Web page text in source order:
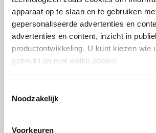
apparaat op te slaan en te gebruiken
gepersonaliseerde advertenties en
advertenties en content, inzicht in
productontwikkeling. U kunt kiezen wie
gebruikt en met welke doelen.
Informatie verzamelen over uw
Uw apparaat identificeren door het
Noodzakelijk
Voorkeuren
Packaging box length in mm
Packaging box width in mm
Packaging box height in mm